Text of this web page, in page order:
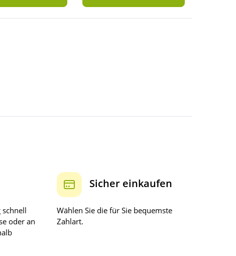
schnell
oder an
Sicher einkaufen
Wählen Sie die für Sie bequemste
Zahlart.